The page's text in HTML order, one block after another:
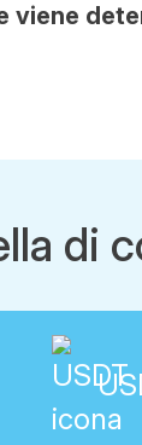
viene
di